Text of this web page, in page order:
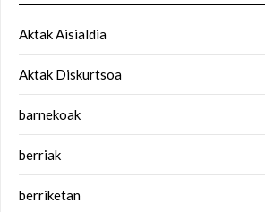
Aktak Aisialdia
Aktak Diskurtsoa
barnekoak
berriak
berriketan